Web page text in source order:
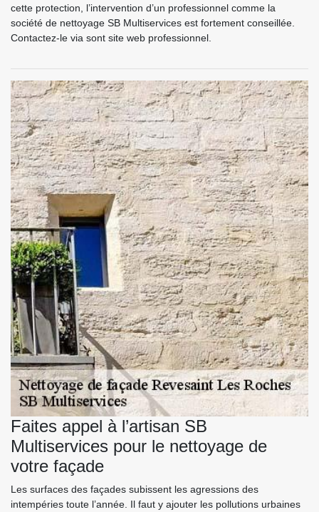
cette protection, l’intervention d’un professionnel comme la
société de nettoyage SB Multiservices est fortement conseillée.
Contactez-le via sont site web professionnel.
Faites appel à l’artisan SB
Multiservices pour le nettoyage de
votre façade
Les surfaces des façades subissent les agressions des
intempéries toute l’année. Il faut y ajouter les pollutions urbaines